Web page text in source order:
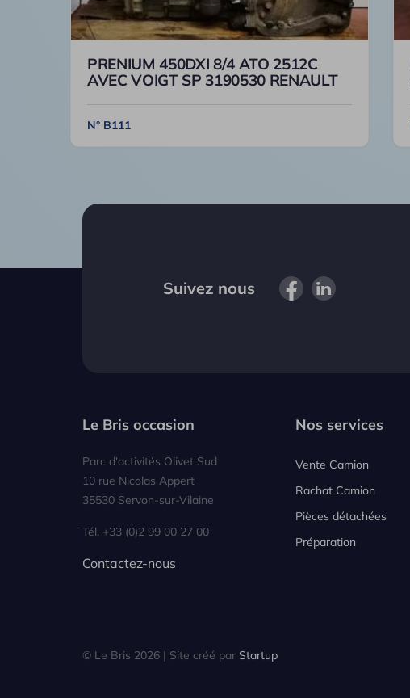
PRENIUM 450DXI 8/4 ATO 2512C
AVEC VOIGT SP 3190530 RENAULT
N° B111
Suivez nous
Le Bris occasion
Parc d'activités Olivet Sud
10 rue Nicolas Appert
35530 Servon-sur-Vilaine
Tél. +33 (0)2 99 00 27 00
Contactez-nous
Nos services
Vente Camion
Rachat Camion
Pièces détachées
Préparation
© Le Bris 2026 | Site créé par Startup